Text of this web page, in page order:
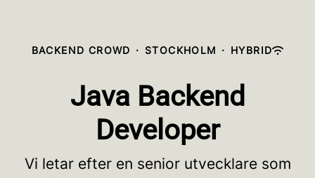
BACKEND CROWD · STOCKHOLM · HYBRID
Java Backend
Developer
Vi letar efter en senior utvecklare som